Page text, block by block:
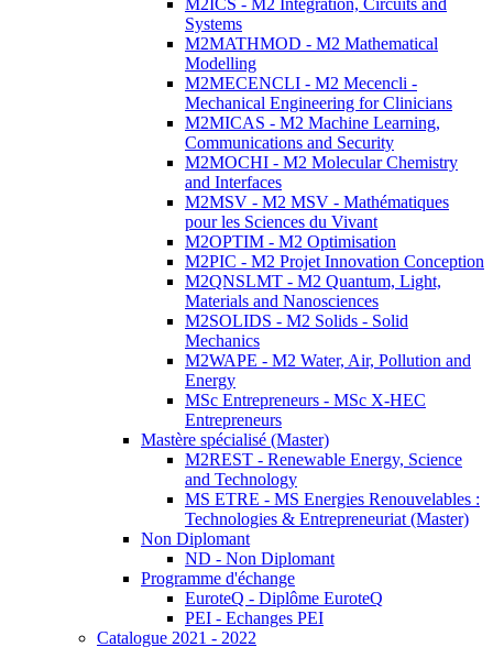
M2ICS - M2 Integration, Circuits and
Systems
M2MATHMOD - M2 Mathematical
Modelling
M2MECENCLI - M2 Mecencli -
Mechanical Engineering for Clinicians
M2MICAS - M2 Machine Learning,
Communications and Security
M2MOCHI - M2 Molecular Chemistry
and Interfaces
M2MSV - M2 MSV - Mathématiques
pour les Sciences du Vivant
M2OPTIM - M2 Optimisation
M2PIC - M2 Projet Innovation Conception
M2QNSLMT - M2 Quantum, Light,
Materials and Nanosciences
M2SOLIDS - M2 Solids - Solid
Mechanics
M2WAPE - M2 Water, Air, Pollution and
Energy
MSc Entrepreneurs - MSc X-HEC
Entrepreneurs
Mastère spécialisé (Master)
M2REST - Renewable Energy, Science
and Technology
MS ETRE - MS Energies Renouvelables :
Technologies & Entrepreneuriat (Master)
Non Diplomant
ND - Non Diplomant
Programme d'échange
EuroteQ - Diplôme EuroteQ
PEI - Echanges PEI
Catalogue 2021 - 2022